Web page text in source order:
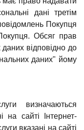
дані третім
Покупця
Обсяг прав
відповідно до
даних" йому
визначаються
на сайті Інтернет-
вказані на сайті